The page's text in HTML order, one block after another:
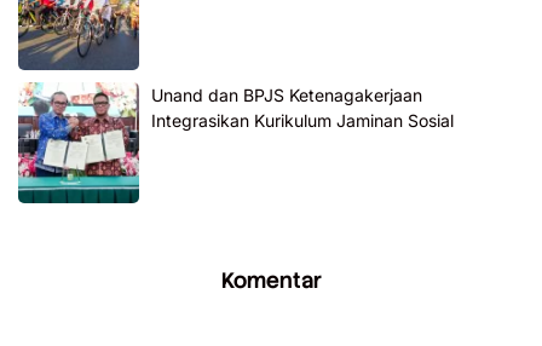
Unand dan BPJS Ketenagakerjaan
Integrasikan Kurikulum Jaminan Sosial
Komentar